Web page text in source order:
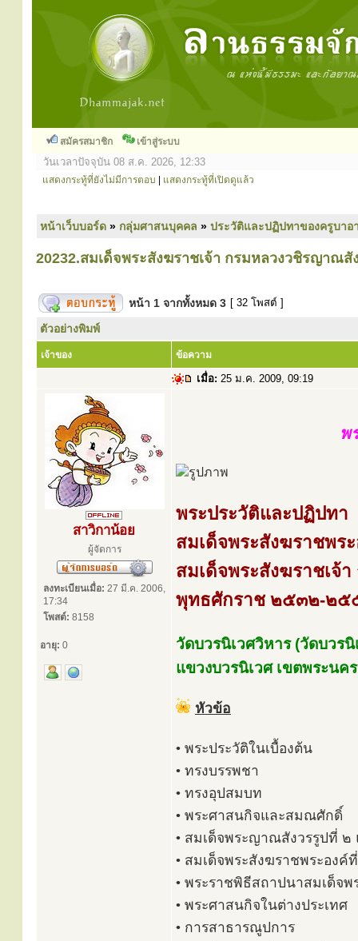
สมัครสมาชิก เข้าสู่ระบบ
วันเวลาปัจจุบัน 08 ส.ค. 2026, 12:33
แสดงกระทู้ที่ยังไม่มีการตอบ แสดงกระทู้ที่เปิดดูแล้ว
หน้าเว็บบอร์ด » กลุ่มศาสนบุคคล » ประวัติและปฏิปทาของครูบาอ
20232.สมเด็จพระสังฆราชเจ้า กรมหลวงวชิรญาณ
หน้า 1 จากทั้งหมด 3 [ 32 โพสต์ ]
ตัวอย่างพิมพ์
เจ้าของ ข้อความ
เมื่อ: 25 ม.ค. 2009, 09:19
สาวิกาน้อย
ผู้จัดการ
ลงทะเบียนเมื่อ: 27 มี.ค. 2006,
17:34
โพสต์: 8158
อายุ: 0
พ
พระประวัติและปฏิปทา
สมเด็จพระสังฆราชพร
สมเด็จพระสังฆราชเจ้
พุทธศักราช ๒๕๓๒-๒๕
วัดบวรนิเวศวิหาร (วัดบวร
แขวงบวรนิเวศ เขตพระนค
หัวข้อ
• พระประวัติในเบื้องต้น
• ทรงบรรพชา
• ทรงอุปสมบท
• พระศาสนกิจและสมณศักดิ์
• สมเด็จพระญาณสังวรรูปที่ ๒
• สมเด็จพระสังฆราชพระอง
• พระราชพิธีสถาปนาสมเด็จพ
• พระศาสนกิจในต่างประเทศ
• การสาธารณูปการ